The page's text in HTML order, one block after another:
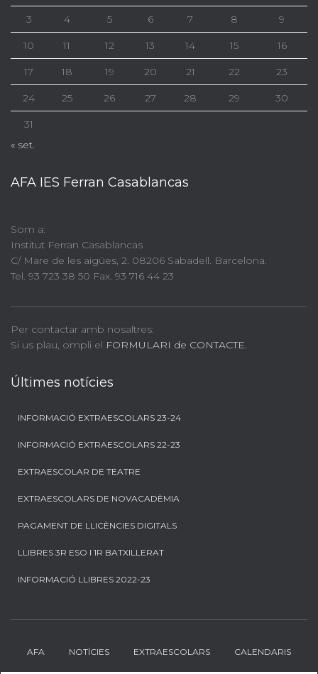
3 4 5 6 7 8 9
10 11 12 13 14 15 16
17 18 19 20 21 22 23
24 25 26 27 28 29 30
31
« set.
AFA IES Ferran Casablancas
Som a:
Institut Ferran Casablancas
C/ Mare de les aigües, 2. 08206 Sabadell. Barcelona.
Tel. 93 723 38 50 Fax. 93 716 44 23
Per contactar amb nosaltres:
Si us plau, ompli el FORMULARI de CONTACTE.
Últimes notícies
INFORMACIÓ EXTRAESCOLARS 23-24
INFORMACIÓ EXTRAESCOLARS 22-23
EXTRAESCOLAR DE TEATRE
EXTRAESCOLARS DE NOVACADÈMIA
PAGAMENT DE LLICÈNCIES DIGITALS
LLIBRES 3R ESO I 1R BATXILLERAT
INFORMACIÓ LLIBRES 2022-23
AFA NOTÍCIES EXTRAESCOLARS CALENDARIS